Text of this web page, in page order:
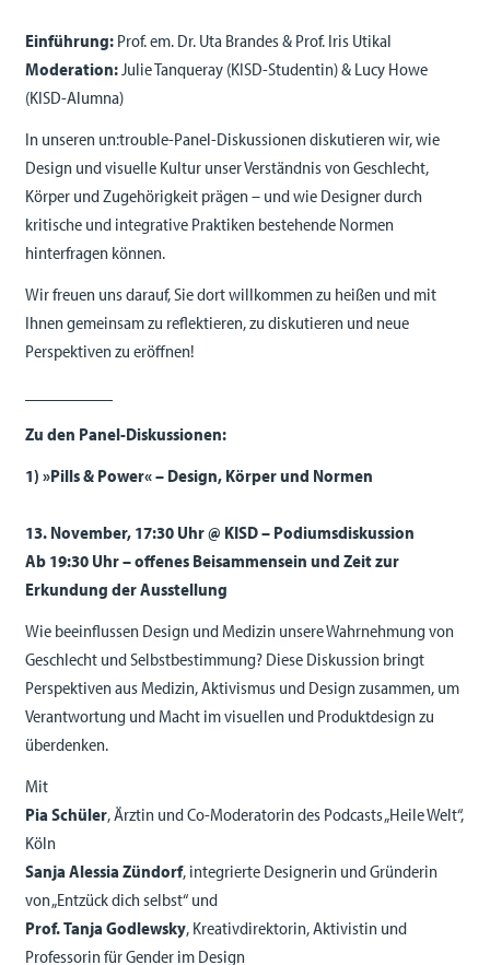
Einführung:Prof. em. Dr. Uta Brandes & Prof. Iris Utikal
Moderation:Julie Tanqueray (KISD-Studentin) & Lucy Howe
(KISD-Alumna)
In unseren un:trouble-Panel-Diskussionen diskutieren wir, wie
Design und visuelle Kultur unser Verständnis von Geschlecht,
Körper und Zugehörigkeit prägen – und wie Designer durch
kritische und integrative Praktiken bestehende Normen
hinterfragen können.
Wir freuen uns darauf, Sie dort willkommen zu heißen und mit
Ihnen gemeinsam zu reflektieren, zu diskutieren und neue
Perspektiven zu eröffnen!
Zu den Panel-Diskussionen:
1) »Pills & Power« – Design, Körper und Normen
13. November, 17:30 Uhr @ KISD – Podiumsdiskussion
Ab 19:30 Uhr – offenes Beisammensein und Zeit zur
Erkundung der Ausstellung
Wie beeinflussen Design und Medizin unsere Wahrnehmung von
Geschlecht und Selbstbestimmung? Diese Diskussion bringt
Perspektiven aus Medizin, Aktivismus und Design zusammen, um
Verantwortung und Macht im visuellen und Produktdesign zu
überdenken.
Mit
Pia Schüler, Ärztin und Co-Moderatorin des Podcasts „Heile Welt“,
Köln
Sanja Alessia Zündorf, integrierte Designerin und Gründerin
von „Entzück dich selbst“ und
Prof. Tanja Godlewsky, Kreativdirektorin, Aktivistin und
Professorin für Gender im Design